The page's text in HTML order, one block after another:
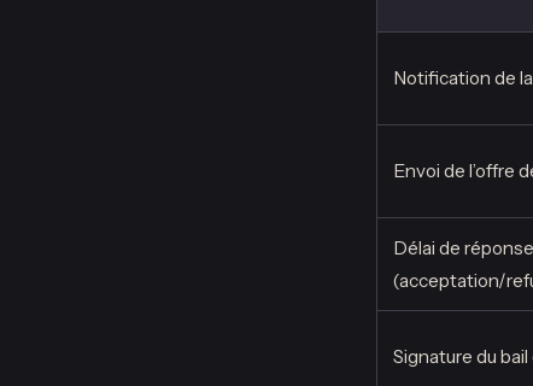
Notification de
Envoi de l’offre
Délai de réponse
(acceptation/
Signature du